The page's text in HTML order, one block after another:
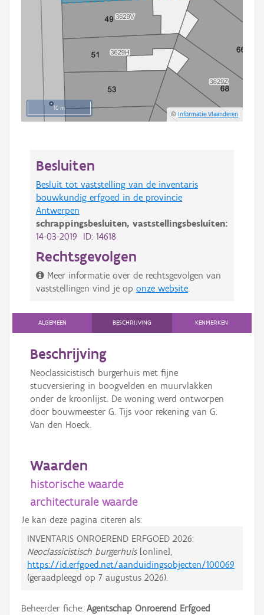
10 m
©Informatie Vlaanderen
Besluiten
Besluit tot vaststelling van de inventaris
bouwkundig erfgoed in de provincie
Antwerpen
schrappingsbesluiten, vaststellingsbesluiten:
14-03-2019 ID: 14618
Rechtsgevolgen
Meer informatie over de rechtsgevolgen van
vaststellingen vind je op onze website
ALGEMEEN BESCHRIJVING KENMERKEN
Beschrijving
Neoclassicistisch burgerhuis met fijne
stucversiering in boogvelden en muurvlakken
onder de kroonlijst. De woning werd ontworpen
door bouwmeester G. Tijs voor rekening van G.
Van den Hoeck.
Waarden
historische waarde
architecturale waarde
Je kan deze pagina citeren als:
INVENTARIS ONROEREND ERFGOED 2026:
Neoclassicistisch burgerhuis[online],
https://id.erfgoed.net/aanduidingsobjecten/100069
(geraadpleegd op 7 augustus 2026).
Beheerder fiche: Agentschap Onroerend Erfgoed